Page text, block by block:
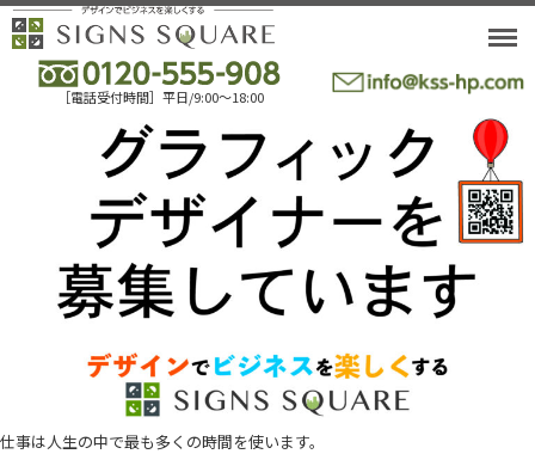
［電話受付時間］平日/9:00〜18:00
仕事は人生の中で最も多くの時間を使います。